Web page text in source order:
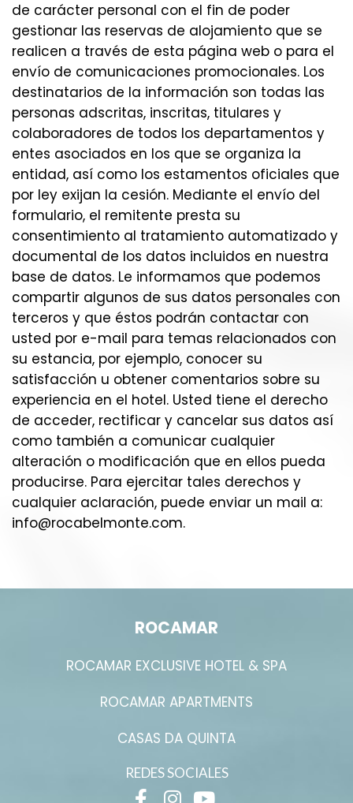
de carácter personal con el fin de poder
gestionar las reservas de alojamiento que se
realicen a través de esta página web o para el
envío de comunicaciones promocionales. Los
destinatarios de la información son todas las
personas adscritas, inscritas, titulares y
colaboradores de todos los departamentos y
entes asociados en los que se organiza la
entidad, así como los estamentos oficiales que
por ley exijan la cesión. Mediante el envío del
formulario, el remitente presta su
consentimiento al tratamiento automatizado y
documental de los datos incluidos en nuestra
base de datos. Le informamos que podemos
compartir algunos de sus datos personales con
terceros y que éstos podrán contactar con
usted por e-mail para temas relacionados con
su estancia, por ejemplo, conocer su
satisfacción u obtener comentarios sobre su
experiencia en el hotel. Usted tiene el derecho
de acceder, rectificar y cancelar sus datos así
como también a comunicar cualquier
alteración o modificación que en ellos pueda
producirse. Para ejercitar tales derechos y
cualquier aclaración, puede enviar un mail a:
info@rocabelmonte.com.
ROCAMAR
ROCAMAR EXCLUSIVE HOTEL & SPA
ROCAMAR APARTMENTS
CASAS DA QUINTA
REDES SOCIALES